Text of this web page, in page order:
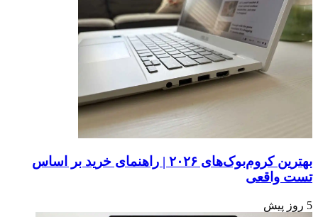
بهترین کروم‌بوک‌های ۲۰۲۶ | راهنمای خرید بر اساس
تست واقعی
5 روز پیش